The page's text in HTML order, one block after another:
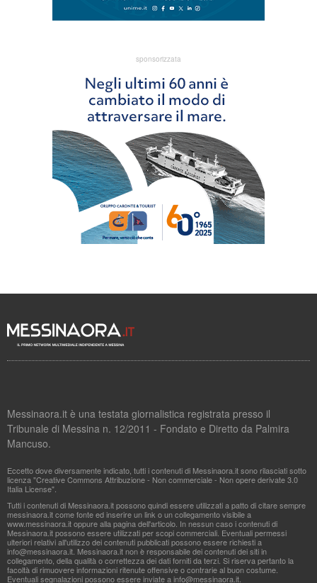
sponsorizzata
Messinaora.it è una testata giornalistica registrata presso il
Tribunale di Messina n. 12/2011 - Fondato e Diretto da Palmira
Mancuso.
Eccetto dove diversamente indicato, tutti i contenuti di Messinaora.it sono rilasciati sotto
licenza "Creative Commons Attribuzione - Non commerciale - Non opere derivate 3.0
Italia License".
Tutti i contenuti di Messinaora.it possono quindi essere utilizzati a patto di citare sempre
messinaora.it come fonte ed inserire un link o un collegamento visibile a
www.messinaora.it oppure alla pagina dell'articolo. In nessun caso i contenuti di
Messinaora.it possono essere utilizzati per scopi commerciali. Eventuali permessi
ulteriori relativi all'utilizzo dei contenuti pubblicati possono essere richiesti a
info@messinaora.it . Messinaora.it non è responsabile dei contenuti dei siti in
collegamento, della qualità o correttezza dei dati forniti da terzi. Si riserva pertanto la
facoltà di rimuovere informazioni ritenute offensive o contrarie al buon costume.
Eventuali segnalazioni possono essere inviate ainfo@messinaora.it